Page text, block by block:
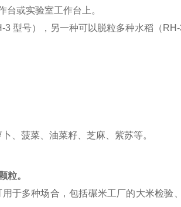
或实验室工作台上。
型号），另一种可以脱粒多种水稻（RH-
、菠菜、油菜籽、芝麻、紫苏等。
粒。
于多种场合，包括碾米工厂的大米检验